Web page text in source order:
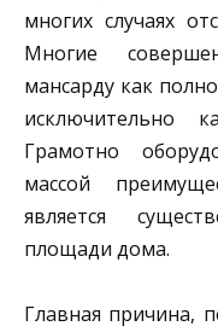
многих случаях
Многие
мансарду как
исключительно
Грамотно
массой
является
площади дома.
Главная причина,